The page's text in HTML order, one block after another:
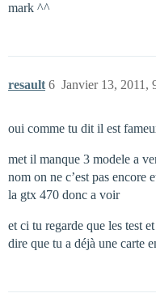
mark ^^
resault Janvier 13, 2011,
6
oui comme tu dit il est
met il manque 3 modele a
nom on ne c’est pas
la gtx 470 donc a voir
et ci tu regarde que les test
dire que tu a déjà une carte